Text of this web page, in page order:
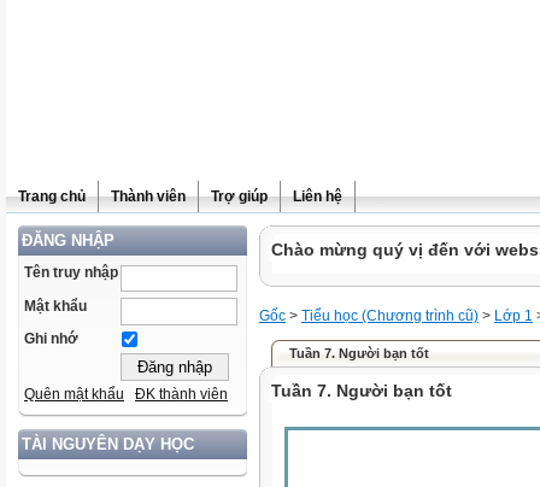
Trang chủ Thành viên Trợ giúp Liên hệ
ĐĂNG NHẬP
Tên truy nhập
Mật khẩu
Ghi nhớ
Quên mật khẩu ĐK thành viên
TÀI NGUYÊN DẠY HỌC
Chào mừng quý vị đến với
Gốc > Tiểu học (Chương trình cũ) > Lớp 1
Tuần 7. Người bạn tốt
Tuần 7. Người bạn tốt